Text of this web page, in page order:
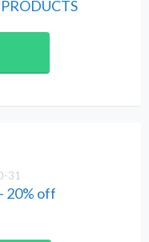
31
20% off